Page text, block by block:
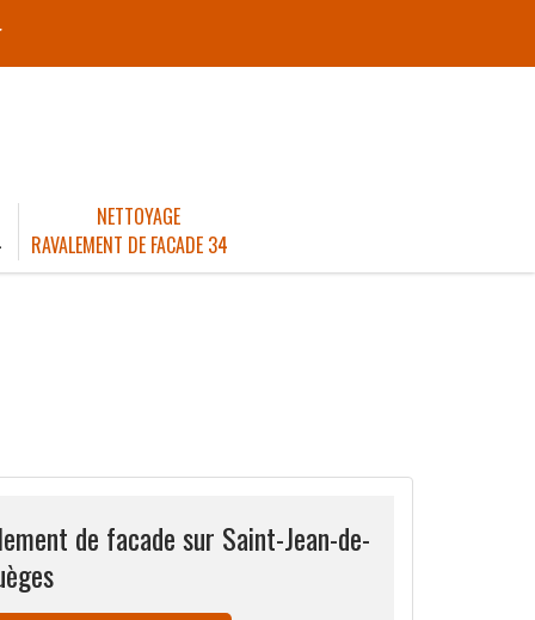
NETTOYAGE
RAVALEMENT DE FACADE 34
de facade sur Saint-Jean-de-